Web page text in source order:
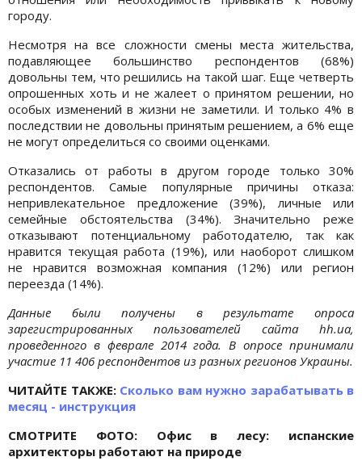
городу.
Несмотря на все сложности смены места жительства,
подавляющее большинство респондентов (68%)
довольны тем, что решились на такой шаг. Еще четверть
опрошенных хоть и не жалеет о принятом решении, но
особых изменений в жизни не заметили. И только 4% в
последствии не довольны принятым решением, а 6% еще
не могут определиться со своими оценками.
Отказались от работы в другом городе только 30%
респондентов. Самые популярные причины отказа:
непривлекательное предложение (39%), личные или
семейные обстоятельства (34%). Значительно реже
отказывают потенциальному работодателю, так как
нравится текущая работа (19%), или наоборот слишком
не нравится возможная компания (12%) или регион
переезда (14%).
Данные были получены в результате опроса
зарегистрированных пользователей сайта hh.ua,
проведенного в феврале 2014 года. В опросе принимали
участие 11 406 респондентов из разных регионов Украины.
ЧИТАЙТЕ ТАКЖЕ: Сколько вам нужно зарабатывать в
месяц - инструкция
СМОТРИТЕ ФОТО: Офис в лесу: испанские
архитекторы работают на природе